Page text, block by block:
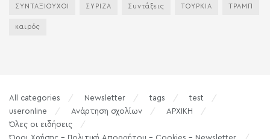
ΣΥΝΤΑΞΙΟΥΧΟΙ ΣΥΡΙΖΑ Συντάξεις ΤΟΥΡΚΙΑ ΤΡΑΜΠ
καιρός
All categories Newsletter tags
test
useronline
Ανάρτηση σχολίων
ΑΡΧΙΚΗ
Όλες οι ειδήσεις